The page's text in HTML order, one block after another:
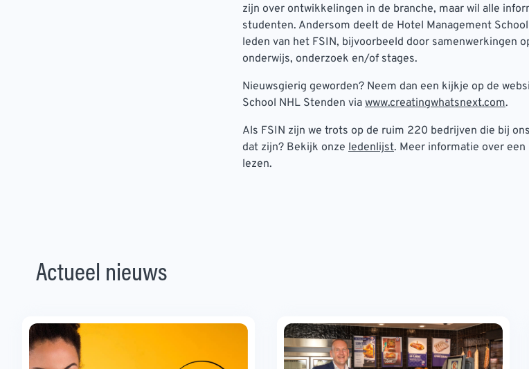
zijn over ontwikkelingen in de branche, maar wil alle
studenten. Andersom deelt de Hotel Management
leden van het FSIN, bijvoorbeeld door samenwerkingen
onderwijs, onderzoek en/of stages.
Nieuwsgierig geworden? Neem dan een kijkje op de
School NHL Stenden via www.creatingwhatsnext.com.
Als FSIN zijn we trots op de ruim 220 bedrijven die bij
dat zijn? Bekijk onze ledenlijst. Meer informatie over
lezen.
Actueel nieuws